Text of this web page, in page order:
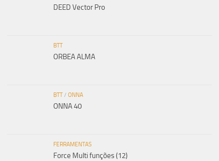
DEED Vector Pro
BTT
ORBEA ALMA
BTT/ ONNA
ONNA 40
FERRAMENTAS
Force Multi funções (12)